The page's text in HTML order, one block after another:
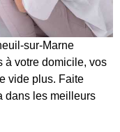
sur-Marne
à votre domicile, vos
vide plus. Faite
dans les meilleurs